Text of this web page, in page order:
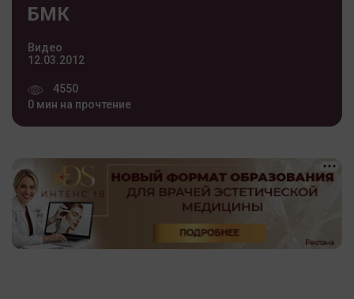
БМК
Видео
12.03.2012
4550
0 мин на прочтение